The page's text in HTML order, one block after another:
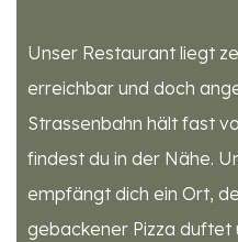
Unser Restaurant liegt
erreichbar und doch
Strassenbahn hält fast
findest du in der Nähe.
empfängt dich ein Ort,
gebackener Pizza duftet